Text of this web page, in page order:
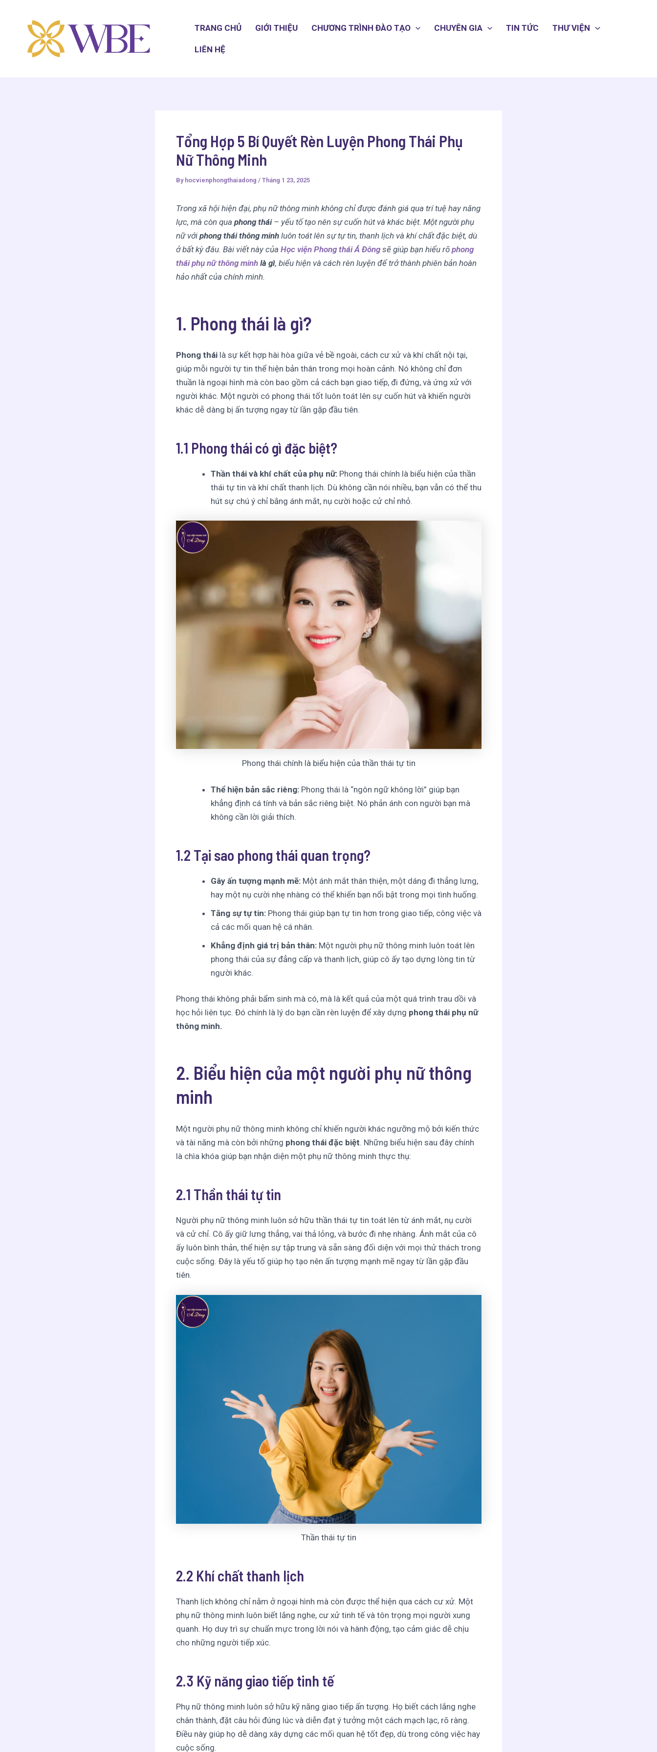
TRANG CHỦ GIỚI THIỆU CHƯƠNG TRÌNH ĐÀO TẠO CHUYÊN GIA TIN TỨC THƯ VIỆN
LIÊN HỆ
Tổng Hợp 5 Bí Quyết Rèn Luyện Phong Thái Phụ
Nữ Thông Minh
By hocvienphongthaiadong / Tháng 1 23, 2025
Trong xã hội hiện đại, phụ nữ thông minh không chỉ được đánh giá qua trí tuệ hay năng
lực, mà còn qua phong thái– yếu tố tạo nên sự cuốn hút và khác biệt. Một người phụ
nữ với phong thái thông minhluôn toát lên sự tự tin, thanh lịch và khí chất đặc biệt, dù
ở bất kỳ đâu. Bài viết này của Học viện Phong thái Á Đông sẽ giúp bạn hiểu rõ phong
thái phụ nữ thông minhlà gì, biểu hiện và cách rèn luyện để trở thành phiên bản hoàn
hảo nhất của chính mình.
1. Phong thái là gì?
Phong tháilà sự kết hợp hài hòa giữa vẻ bề ngoài, cách cư xử và khí chất nội tại,
giúp mỗi người tự tin thể hiện bản thân trong mọi hoàn cảnh. Nó không chỉ đơn
thuần là ngoại hình mà còn bao gồm cả cách bạn giao tiếp, đi đứng, và ứng xử với
người khác. Một người có phong thái tốt luôn toát lên sự cuốn hút và khiến người
khác dễ dàng bị ấn tượng ngay từ lần gặp đầu tiên.
1.1 Phong thái có gì đặc biệt?
Thần thái và khí chất của phụ nữ:Phong thái chính là biểu hiện của thần
thái tự tin và khí chất thanh lịch. Dù không cần nói nhiều, bạn vẫn có thể thu
hút sự chú ý chỉ bằng ánh mắt, nụ cười hoặc cử chỉ nhỏ.
Phong thái chính là biểu hiện của thần thái tự tin
Thể hiện bản sắc riêng:Phong thái là “ngôn ngữ không lời” giúp bạn
khẳng định cá tính và bản sắc riêng biệt. Nó phản ánh con người bạn mà
không cần lời giải thích.
1.2 Tại sao phong thái quan trọng?
Gây ấn tượng mạnh mẽ:Một ánh mắt thân thiện, một dáng đi thẳng lưng,
hay một nụ cười nhẹ nhàng có thể khiến bạn nổi bật trong mọi tình huống.
Tăng sự tự tin:Phong thái giúp bạn tự tin hơn trong giao tiếp, công việc và
cả các mối quan hệ cá nhân.
Khẳng định giá trị bản thân:Một người phụ nữ thông minh luôn toát lên
phong thái của sự đẳng cấp và thanh lịch, giúp cô ấy tạo dựng lòng tin từ
người khác.
Phong thái không phải bẩm sinh mà có, mà là kết quả của một quá trình trau dồi và
học hỏi liên tục. Đó chính là lý do bạn cần rèn luyện để xây dựng phong thái phụ nữ
thông minh.
2. Biểu hiện của một người phụ nữ thông
minh
Một người phụ nữ thông minh không chỉ khiến người khác ngưỡng mộ bởi kiến thức
và tài năng mà còn bởi những phong thái đặc biệt. Những biểu hiện sau đây chính
là chìa khóa giúp bạn nhận diện một phụ nữ thông minh thực thụ:
2.1 Thần thái tự tin
Người phụ nữ thông minh luôn sở hữu thần thái tự tin toát lên từ ánh mắt, nụ cười
và cử chỉ. Cô ấy giữ lưng thẳng, vai thả lỏng, và bước đi nhẹ nhàng. Ánh mắt của cô
ấy luôn bình thản, thể hiện sự tập trung và sẵn sàng đối diện với mọi thử thách trong
cuộc sống. Đây là yếu tố giúp họ tạo nên ấn tượng mạnh mẽ ngay từ lần gặp đầu
tiên.
Thần thái tự tin
2.2 Khí chất thanh lịch
Thanh lịch không chỉ nằm ở ngoại hình mà còn được thể hiện qua cách cư xử. Một
phụ nữ thông minh luôn biết lắng nghe, cư xử tinh tế và tôn trọng mọi người xung
quanh. Họ duy trì sự chuẩn mực trong lời nói và hành động, tạo cảm giác dễ chịu
cho những người tiếp xúc.
2.3 Kỹ năng giao tiếp tinh tế
Phụ nữ thông minh luôn sở hữu kỹ năng giao tiếp ấn tượng. Họ biết cách lắng nghe
chân thành, đặt câu hỏi đúng lúc và diễn đạt ý tưởng một cách mạch lạc, rõ ràng.
Điều này giúp họ dễ dàng xây dựng các mối quan hệ tốt đẹp, dù trong công việc hay
cuộc sống.